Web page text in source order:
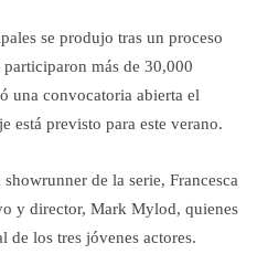
se produjo tras un proceso
más de 30,000
una convocatoria abierta el
está previsto para este verano.
de la serie, Francesca
y director, Mark Mylod, quienes
de los tres jóvenes actores.